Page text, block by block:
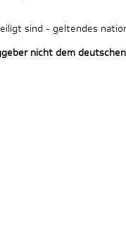
sind - geltendes
nicht dem